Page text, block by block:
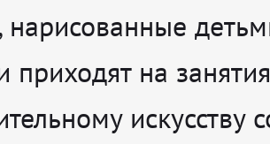
нарисованные
приходят на
искусству